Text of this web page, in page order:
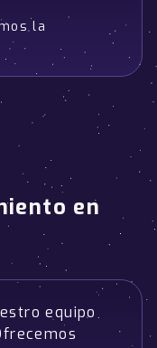
la
en
equipo